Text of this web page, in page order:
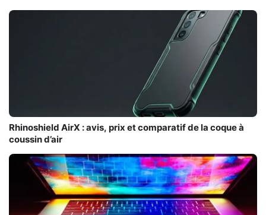
Rhinoshield AirX : avis, prix et comparatif de la coque à
coussin d’air